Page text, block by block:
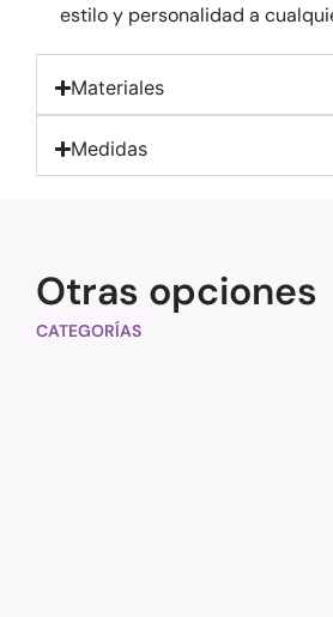
estilo y personalidad a
Materiales
Medidas
Otras opciones
CATEGORÍAS